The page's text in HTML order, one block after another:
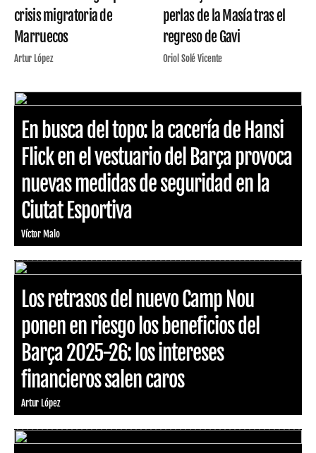
crisis migratoria de
Marruecos
Artur López
perlas de la Masía tras el
regreso de Gavi
Oriol Solé Vicente
En busca del topo: la cacería de Hansi
Flick en el vestuario del Barça provoca
nuevas medidas de seguridad en la
Ciutat Esportiva
Víctor Malo
Los retrasos del nuevo Camp Nou
ponen en riesgo los beneficios del
Barça 2025-26: los intereses
financieros salen caros
Artur López